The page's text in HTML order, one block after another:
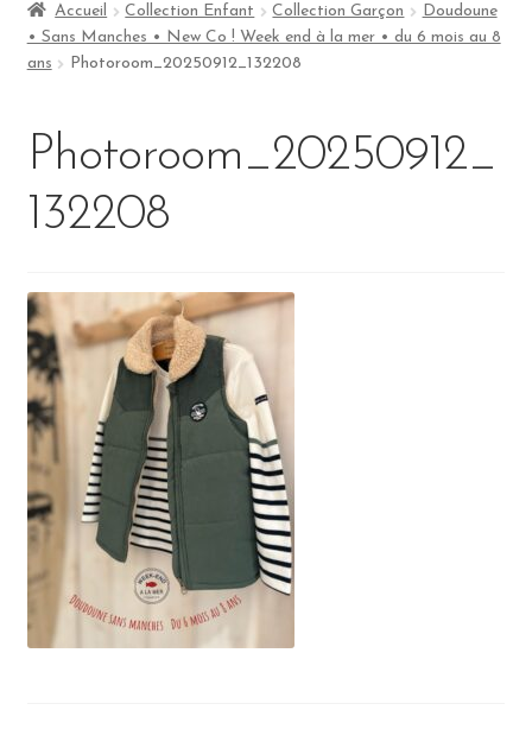
A propos
Accueil Collection Enfant Collection Garçon
Doudoune
• Sans Manches • New Co ! Week end à la mer • du 6 mois au 8
ans
Photoroom_20250912_132208
Photoroom_20250912_
132208